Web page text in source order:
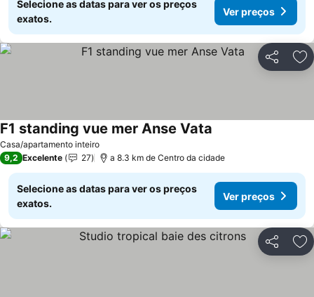
Selecione as datas para ver os preços
exatos.
Ver preços
Partilhar
Casa/apartamento inteiro
F1 standing vue mer Anse Vata
9,2 Excelente 27 a 8.3 km de Centro da cidade
Selecione as datas para ver os preços
exatos.
Ver preços
Partilhar